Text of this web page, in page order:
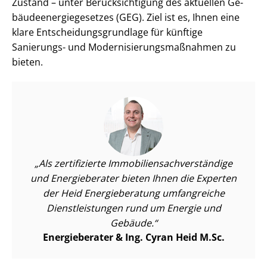
bäu­de­en­er­gie­ge­set­zes (GEG). Ziel ist es, Ihnen eine
klare Ent­schei­dungs­grund­la­ge für künftige
Sanierungs- und Mo­der­ni­sie­rungs­maß­nah­men zu
bieten.
Als zertifizierte Im­mo­bi­li­en­sach­ver­stän­di­ge
und Energieberater bieten Ihnen die Experten
der Heid Energieberatung umfangreiche
Dienst­leis­tun­gen rund um Energie und
Gebäude.
Energieberater & Ing. Cyran Heid M.Sc.